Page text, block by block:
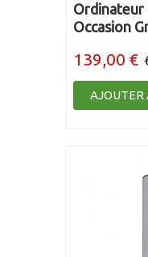
Ordinateur
Occasion
139,00 €
AJOUTER